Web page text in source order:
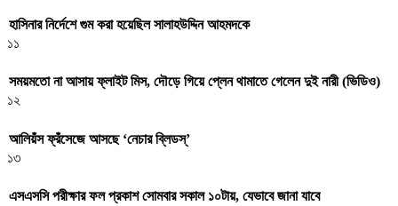
হাসিনার নির্দেশে গুম করা হয়েছিল সালাহউদ্দিন আহমদকে
১১
সময়মতো না আসায় ফ্লাইট মিস, দৌড়ে গিয়ে প্লেন থামাতে গেলেন দুই নারী (ভিডিও)
১২
আলিয়ঁস ফ্রঁসেজে আসছে ‘নেচার ব্লিডস্’
১৩
এসএসসি পরীক্ষার ফল প্রকাশ সোমবার সকাল ১০টায়, যেভাবে জানা যাবে